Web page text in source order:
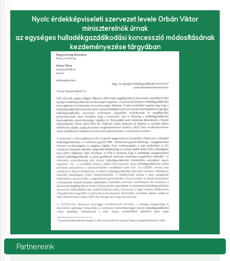
Nyolc érdekképviseleti szervezet levele Orbán Viktor
miniszterelnök úrnak
az egységes hulladékgazdálkodási koncesszió módosításának
kezdeményezése tárgyában
Partnereink